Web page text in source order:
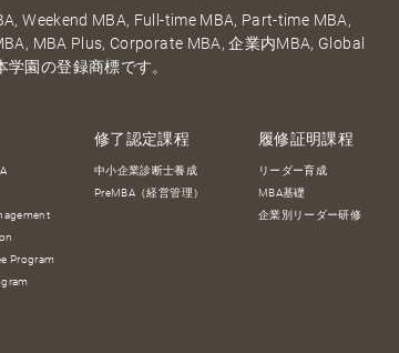
Weekend MBA, Full-time MBA, Part-time MBA,
MBA Plus, Corporate MBA, 企業内MBA, Global
学園の登録商標です。
Program
修了認定課程
中小企業診断士養成
PreMBA（経営管理）
履修証明課程
リーダー育成
MBA基礎
企業別リーダー研修